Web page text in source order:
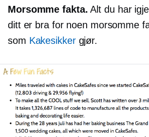
Morsomme fakta. Alt du har
ditt er bra for noen morsomme
som Kakesikkergjør.